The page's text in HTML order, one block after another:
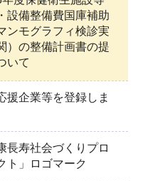
設備整備費国庫補助
ンモグラフィ検診実
）の整備計画書の提
いて
援企業等を登録しま
長寿社会づくりプロ
ト」ロゴマーク